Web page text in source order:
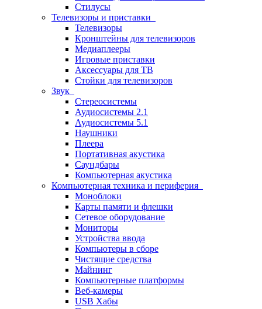
Стилусы
Телевизоры и приставки
Телевизоры
Кронштейны для телевизоров
Медиаплееры
Игровые приставки
Аксессуары для ТВ
Стойки для телевизоров
Звук
Стереосистемы
Аудиосистемы 2.1
Аудиосистемы 5.1
Наушники
Плеера
Портативная акустика
Саундбары
Компьютерная акустика
Компьютерная техника и периферия
Моноблоки
Карты памяти и флешки
Сетевое оборудование
Мониторы
Устройства ввода
Компьютеры в сборе
Чистящие средства
Майнинг
Компьютерные платформы
Веб-камеры
USB Хабы